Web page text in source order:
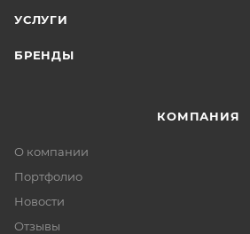
УСЛУГИ
БРЕНДЫ
КОМПАНИЯ
О компании
Портфолио
Новости
Отзывы